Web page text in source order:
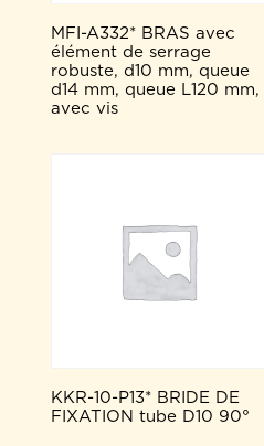
MFI-A332* BRAS avec
élément de serrage
robuste, d10 mm, queue
d14 mm, queue L120 mm,
avec vis
KKR-10-P13* BRIDE DE
FIXATION tube D10 90°